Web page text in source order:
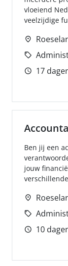
vloeiend
veelzijdige
17
Ben jij een
jouw
10